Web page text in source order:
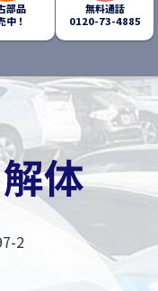
部品
中！
無料通話
0120-73-4885
2